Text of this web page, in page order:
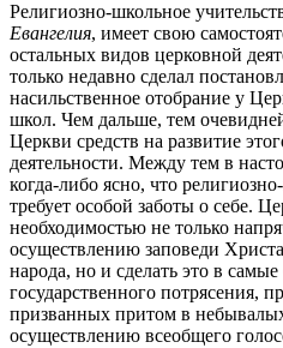
Религиозно-школьное
Евангелия, имеет свою
остальных видов церковной
только недавно сделал
насильственное отобрание у
школ. Чем дальше, тем
Церкви средств на развитие
деятельности. Между тем в
когда-либо ясно, что
требует особой заботы о себе.
необходимостью не только
осуществлению заповеди
народа, но и сделать это в
государственного потрясения,
призванных притом в
осуществлению всеобщего